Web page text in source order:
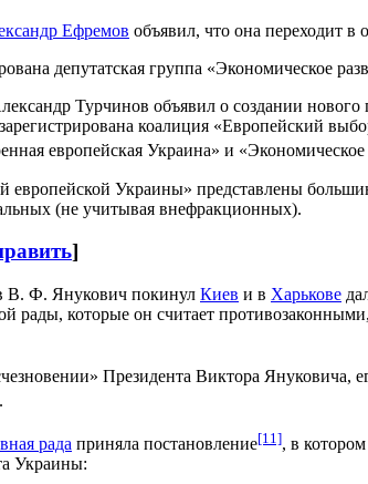
Ефремов объявил, что она переходит
депутатская группа «Экономическое
Турчинов объявил о создании
коалиция «Европейский
европейская Украина» и
Украины» представлены
(не учитывая внефракционных).
]
В. Ф. Янукович покинул Киев и в Харькове
рады, которые он считает
Президента Виктора Януковича,
.
рада приняла постановление[11], в
Украины: